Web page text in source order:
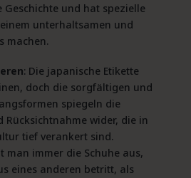
und hat spezielle
unterhaltsamen und
machen.
: Die japanische Etikette
doch die sorgfältigen und
spiegeln die
Rücksichtnahme wider, die in
tief verankert sind.
man immer die Schuhe aus,
eines anderen betritt, als